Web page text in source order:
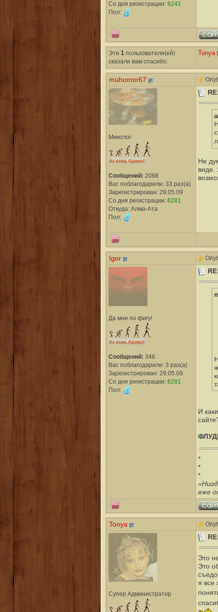
Со дня регистрации: 6241
Пол:
Эти 1пользователя(ей)
сказали вам cпасибо:
Tonya
muhomor67
Миколог
Сообщений: 2088
Вас поблагодарили: 33 раз(а)
Зарегистрирован: 29.05.09
Со дня регистрации: 6281
Откуда: Алма-Ата
Пол:
Не
виде.
Igor
Да мне по фигу!
Сообщений: 346
Вас поблагодарили: 3 раз(а)
Зарегистрирован: 29.05.09
Со дня регистрации: 6281
Пол:
И
*
*
*
еже
Tonya
Супер Администратор
Это
Это
я все